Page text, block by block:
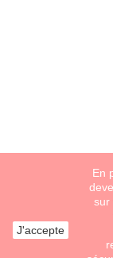
J'accepte
En
sur